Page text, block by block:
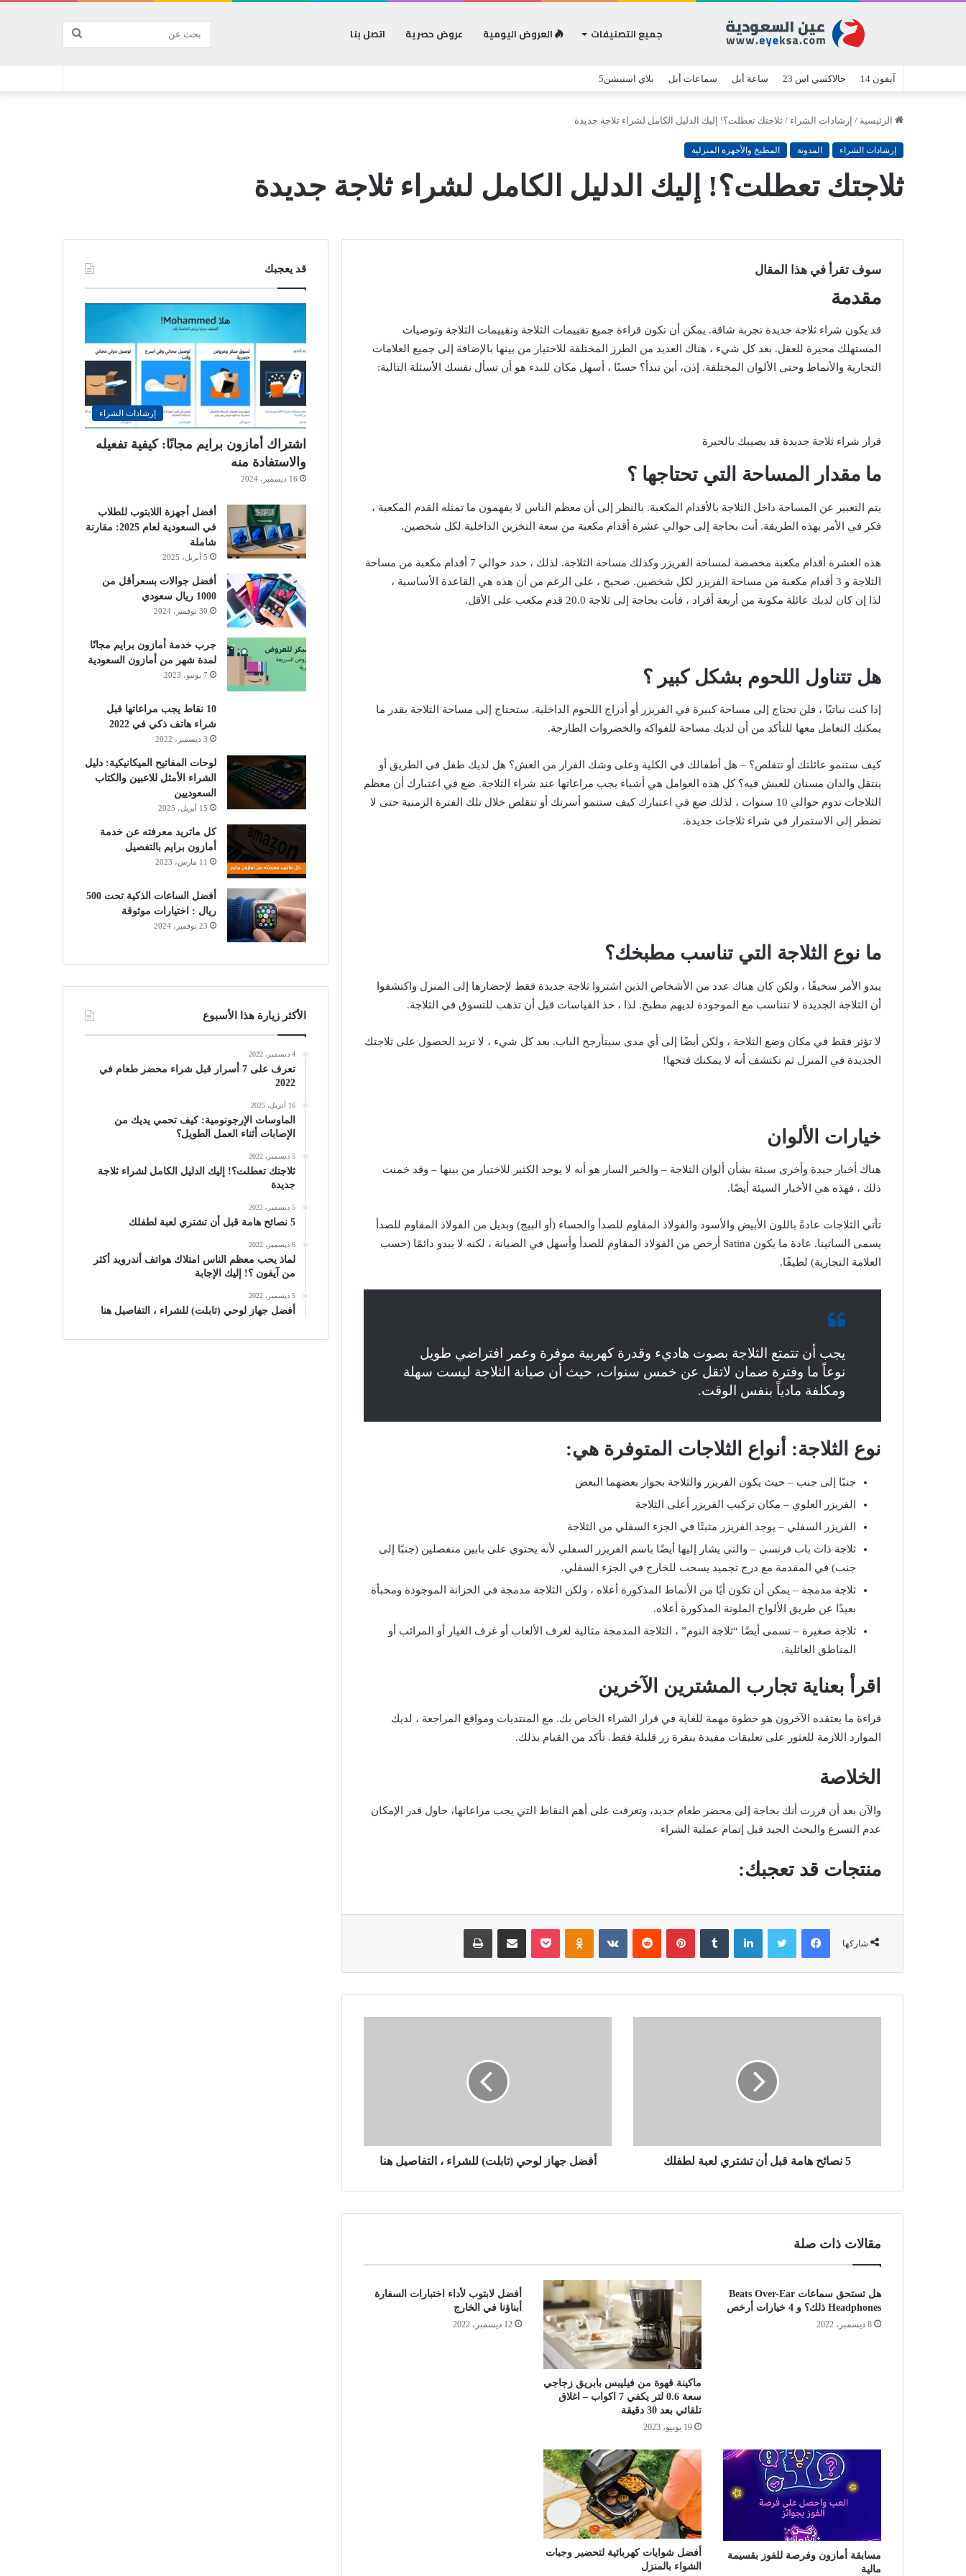
جميع التصنيفات العروض اليومية عروض حصرية اتصل بنا
آيفون 14 جالاكسي اس 23 ساعة أبل سماعات أبل بلاي استيشن5
الرئيسية / إرشادات الشراء / ثلاجتك تعطلت؟! إليك الدليل الكامل لشراء ثلاجة جديدة
إرشادات الشراء المدونة المطبخ والأجهزة المنزلية
ثلاجتك تعطلت؟! إليك الدليل الكامل لشراء ثلاجة جديدة
سوف تقرأ في هذا المقال
مقدمة
قد يكون شراء ثلاجة جديدة تجربة شاقة. يمكن أن تكون قراءة جميع تقييمات الثلاجة وتقييمات الثلاجة وتوصيات
المستهلك محيرة للعقل. بعد كل شيء ، هناك العديد من الطرز المختلفة للاختيار من بينها بالإضافة إلى جميع العلامات
التجارية والأنماط وحتى الألوان المختلفة. إذن، أين تبدأ؟ حسنًا ، أسهل مكان للبدء هو أن تسأل نفسك الأسئلة التالية:
قرار شراء ثلاجة جديدة قد يصيبك بالحيرة
ما مقدار المساحة التي تحتاجها ؟
يتم التعبير عن المساحة داخل الثلاجة بالأقدام المكعبة. بالنظر إلى أن معظم الناس لا يفهمون ما تمثله القدم المكعبة ،
فكر في الأمر بهذه الطريقة. أنت بحاجة إلى حوالي عشرة أقدام مكعبة من سعة التخزين الداخلية لكل شخصين.
هذه العشرة أقدام مكعبة مخصصة لمساحة الفريزر وكذلك مساحة الثلاجة. لذلك ، حدد حوالي 7 أقدام مكعبة من مساحة
الثلاجة و 3 أقدام مكعبة من مساحة الفريزر لكل شخصين. صحيح ، على الرغم من أن هذه هي القاعدة الأساسية ،
لذا إن كان لديك عائلة مكونة من أربعة أفراد ، فأنت بحاجة إلى ثلاجة 20.0 قدم مكعب على الأقل.
هل تتناول اللحوم بشكل كبير ؟
إذا كنت نباتيًا ، فلن تحتاج إلى مساحة كبيرة في الفريزر أو أدراج اللحوم الداخلية. ستحتاج إلى مساحة الثلاجة بقدر ما
يمكنك التعامل معها للتأكد من أن لديك مساحة للفواكه والخضروات الطازجة.
كيف ستنمو عائلتك أو تتقلص؟ – هل أطفالك في الكلية وعلى وشك الفرار من العش؟ هل لديك طفل في الطريق أو
ينتقل والدان مسنان للعيش فيه؟ كل هذه العوامل هي أشياء يجب مراعاتها عند شراء الثلاجة. ضع في اعتبارك أن معظم
الثلاجات تدوم حوالي 10 سنوات ، لذلك ضع في اعتبارك كيف ستنمو أسرتك أو تتقلص خلال تلك الفترة الزمنية حتى لا
تضطر إلى الاستمرار في شراء ثلاجات جديدة.
ما نوع الثلاجة التي تناسب مطبخك؟
يبدو الأمر سخيفًا ، ولكن كان هناك عدد من الأشخاص الذين اشتروا ثلاجة جديدة فقط لإحضارها إلى المنزل واكتشفوا
أن الثلاجة الجديدة لا تتناسب مع الموجودة لديهم مطبخ. لذا ، خذ القياسات قبل أن تذهب للتسوق في الثلاجة.
لا تؤثر فقط في مكان وضع الثلاجة ، ولكن أيضًا إلى أي مدى سيتأرجح الباب. بعد كل شيء ، لا تريد الحصول على ثلاجتك
الجديدة في المنزل ثم تكتشف أنه لا يمكنك فتحها!
خيارات الألوان
هناك أخبار جيدة وأخرى سيئة بشأن ألوان الثلاجة – والخبر السار هو أنه لا يوجد الكثير للاختيار من بينها – وقد خمنت
ذلك ، فهذه هي الأخبار السيئة أيضًا.
تأتي الثلاجات عادةً باللون الأبيض والأسود والفولاذ المقاوم للصدأ والحساء (أو البيج) وبديل من الفولاذ المقاوم للصدأ
يسمى الساتينا. عادة ما يكون Satina أرخص من الفولاذ المقاوم للصدأ وأسهل في الصيانة ، لكنه لا يبدو دائمًا (حسب
العلامة التجارية) لطيفًا.
يجب أن تتمتع الثلاجة بصوت هاديء وقدرة كهربية موفرة وعمر افتراضي طويل
نوعاً ما وفترة ضمان لاتقل عن خمس سنوات، حيث أن صيانة الثلاجة ليست سهلة
ومكلفة مادياً بنفس الوقت.
نوع الثلاجة: أنواع الثلاجات المتوفرة هي:
جنبًا إلى جنب – حيث يكون الفريزر والثلاجة بجوار بعضهما البعض
الفريزر العلوي – مكان تركيب الفريزر أعلى الثلاجة
الفريزر السفلي – يوجد الفريزر مثبتًا في الجزء السفلي من الثلاجة
ثلاجة ذات باب فرنسي – والتي يشار إليها أيضًا باسم الفريزر السفلي لأنه يحتوي على بابين منفصلين (جنبًا إلى
جنب) في المقدمة مع درج تجميد يسحب للخارج في الجزء السفلي.
ثلاجة مدمجة – يمكن أن تكون أيًا من الأنماط المذكورة أعلاه ، ولكن الثلاجة مدمجة في الخزانة الموجودة ومخبأة
بعيدًا عن طريق الألواح الملونة المذكورة أعلاه.
ثلاجة صغيرة – تسمى أيضًا “ثلاجة النوم” ، الثلاجة المدمجة مثالية لغرف الألعاب أو غرف الغيار أو المرائب أو
المناطق العائلية.
اقرأ بعناية تجارب المشترين الآخرين
قراءة ما يعتقده الآخرون هو خطوة مهمة للغاية في قرار الشراء الخاص بك. مع المنتديات ومواقع المراجعة ، لديك
الموارد اللازمة للعثور على تعليقات مفيدة بنقرة زر قليلة فقط. تأكد من القيام بذلك.
الخلاصة
والآن بعد أن قررت أنك بحاجة إلى محضر طعام جديد، وتعرفت على أهم النقاط التي يجب مراعاتها، حاول قدر الإمكان
عدم التسرع والبحث الجيد قبل إتمام عملية الشراء
منتجات قد تعجبك:
شاركها
فيسبوك لينكدإن بينتيريست بوكيت
5 نصائح هامة قبل أن تشتري لعبة لطفلك أفضل جهاز لوحي (تابلت) للشراء ، التفاصيل هنا
مقالات ذات صلة
هل تستحق سماعات Beats Over-Ear
Headphones ذلك؟ و 4 خيارات أرخص
8 ديسمبر، 2022
ماكينة قهوة من فيليبس بابريق زجاجي
سعة 0.6 لتر يكفي 7 اكواب – اغلاق
تلقائي بعد 30 دقيقة
19 يونيو، 2023
أفضل لابتوب لأداء اختبارات السفارة
أبناؤنا في الخارج
12 ديسمبر، 2022
مسابقة أمازون وفرصة للفوز بقسيمة
مالية
أفضل شوايات كهربائية لتحضير وجبات
الشواء بالمنزل
قد يعجبك
إرشادات الشراء
اشتراك أمازون برايم مجانًا: كيفية تفعيله
والاستفادة منه
16 ديسمبر، 2024
أفضل أجهزة اللابتوب للطلاب
في السعودية لعام 2025: مقارنة
شاملة
5 أبريل، 2025
أفضل جوالات بسعرأقل من
1000 ريال سعودي
30 نوفمبر، 2024
جرب خدمة أمازون برايم مجانًا
لمدة شهر من أمازون السعودية
7 يونيو، 2023
10 نقاط يجب مراعاتها قبل
شراء هاتف ذكي في 2022
3 ديسمبر، 2022
لوحات المفاتيح الميكانيكية: دليل
الشراء الأمثل للاعبين والكتاب
السعوديين
15 أبريل، 2025
كل ماتريد معرفته عن خدمة
أمازون برايم بالتفصيل
11 مارس، 2023
أفضل الساعات الذكية تحت 500
ريال : اختيارات موثوقة
23 نوفمبر، 2024
الأكثر زيارة هذا الأسبوع
4 ديسمبر، 2022
تعرف على 7 أسرار قبل شراء محضر طعام في
2022
16 أبريل، 2025
الماوسات الإرجونومية: كيف تحمي يديك من
الإصابات أثناء العمل الطويل؟
5 ديسمبر، 2022
ثلاجتك تعطلت؟! إليك الدليل الكامل لشراء ثلاجة
جديدة
5 ديسمبر، 2022
5 نصائح هامة قبل أن تشتري لعبة لطفلك
6 ديسمبر، 2022
لماذ يحب معظم الناس امتلاك هواتف أندرويد أكثر
من آيفون ؟! إليك الإجابة
5 ديسمبر، 2022
أفضل جهاز لوحي (تابلت) للشراء ، التفاصيل هنا